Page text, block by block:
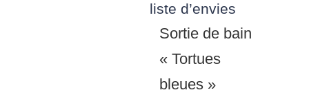
liste d’envies
Sortie de bain
« Tortues
bleues »